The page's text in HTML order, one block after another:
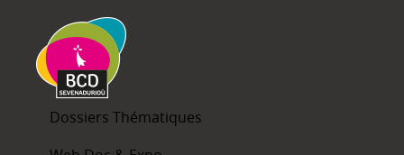
Dossiers Thématiques